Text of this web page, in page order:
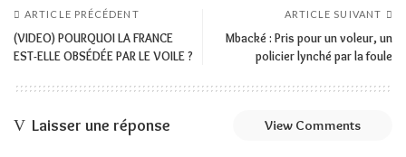
ARTICLE PRÉCÉDENT
(VIDEO) POURQUOI LA FRANCE
EST-ELLE OBSÉDÉE PAR LE VOILE ?
ARTICLE SUIVANT
Mbacké : Pris pour un voleur, un
policier lynché par la foule
Laisser une réponse View Comments